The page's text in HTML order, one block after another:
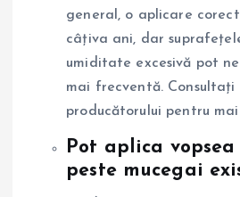
general, o aplicare
câțiva ani, dar
umiditate excesivă pot
mai frecventă. Consultați
producătorului pentru
Pot aplica
peste mucegai